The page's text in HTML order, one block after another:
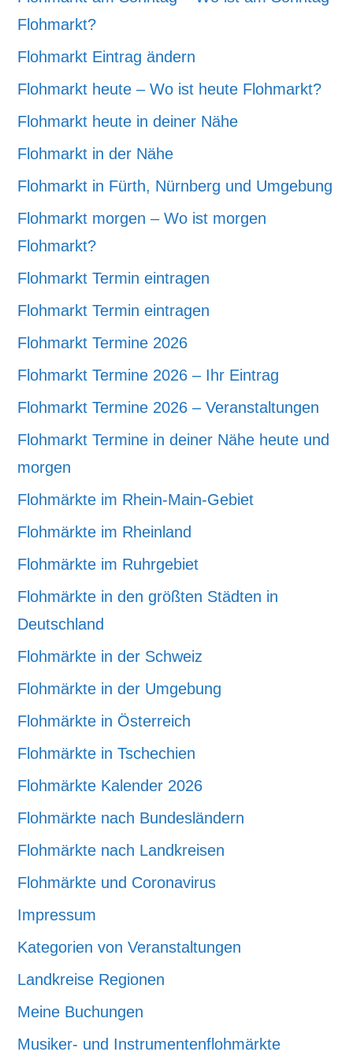
Flohmarkt?
Flohmarkt Eintrag ändern
Flohmarkt heute – Wo ist heute Flohmarkt?
Flohmarkt heute in deiner Nähe
Flohmarkt in der Nähe
Flohmarkt in Fürth, Nürnberg und Umgebung
Flohmarkt morgen – Wo ist morgen
Flohmarkt?
Flohmarkt Termin eintragen
Flohmarkt Termin eintragen
Flohmarkt Termine 2026
Flohmarkt Termine 2026 – Ihr Eintrag
Flohmarkt Termine 2026 – Veranstaltungen
Flohmarkt Termine in deiner Nähe heute und
morgen
Flohmärkte im Rhein-Main-Gebiet
Flohmärkte im Rheinland
Flohmärkte im Ruhrgebiet
Flohmärkte in den größten Städten in
Deutschland
Flohmärkte in der Schweiz
Flohmärkte in der Umgebung
Flohmärkte in Österreich
Flohmärkte in Tschechien
Flohmärkte Kalender 2026
Flohmärkte nach Bundesländern
Flohmärkte nach Landkreisen
Flohmärkte und Coronavirus
Impressum
Kategorien von Veranstaltungen
Landkreise Regionen
Meine Buchungen
Musiker- und Instrumentenflohmärkte